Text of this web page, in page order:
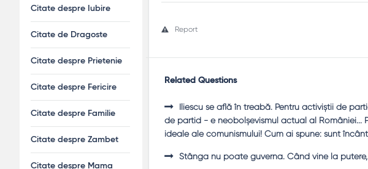
Report
Related Questions
Iliescu se află în treabă. Pentru activiştii de
de partid - e neobolşevismul actual al
ideale ale comunismului! Cum ai spune: sunt
Stânga nu poate guverna. Când vine la
Citate despre Iubire
Citate de Dragoste
Citate despre Prietenie
Citate despre Fericire
Citate despre Familie
Citate despre Zambet
Citate despre Mama